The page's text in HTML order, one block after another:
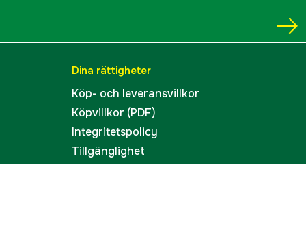
Dina rättigheter
Köp- och leveransvillkor
Köpvillkor (PDF)
Integritetspolicy
Tillgänglighet